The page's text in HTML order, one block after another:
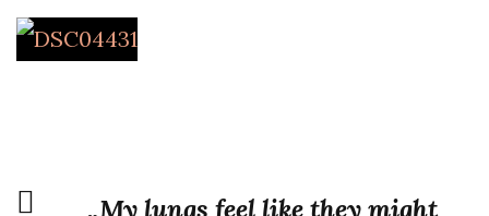
„My lungs feel like they might